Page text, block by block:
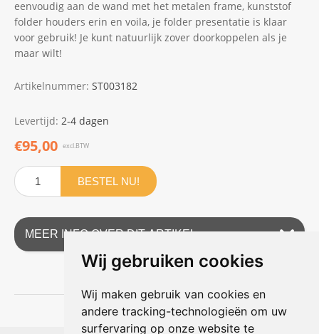
Wij gebruiken cookies
Wij maken gebruik van cookies en
andere tracking-technologieën om uw
surfervaring op onze website te
eenvoudig aan de wand met het metalen frame, kunststof
folder houders erin en voila, je folder presentatie is klaar
voor gebruik! Je kunt natuurlijk zover doorkoppelen als je
maar wilt!
Artikelnummer: ST003182
Levertijd: 2-4 dagen
€95,00 excl.BTW
BESTEL NU!
MEER INFO OVER DIT ARTIKEL